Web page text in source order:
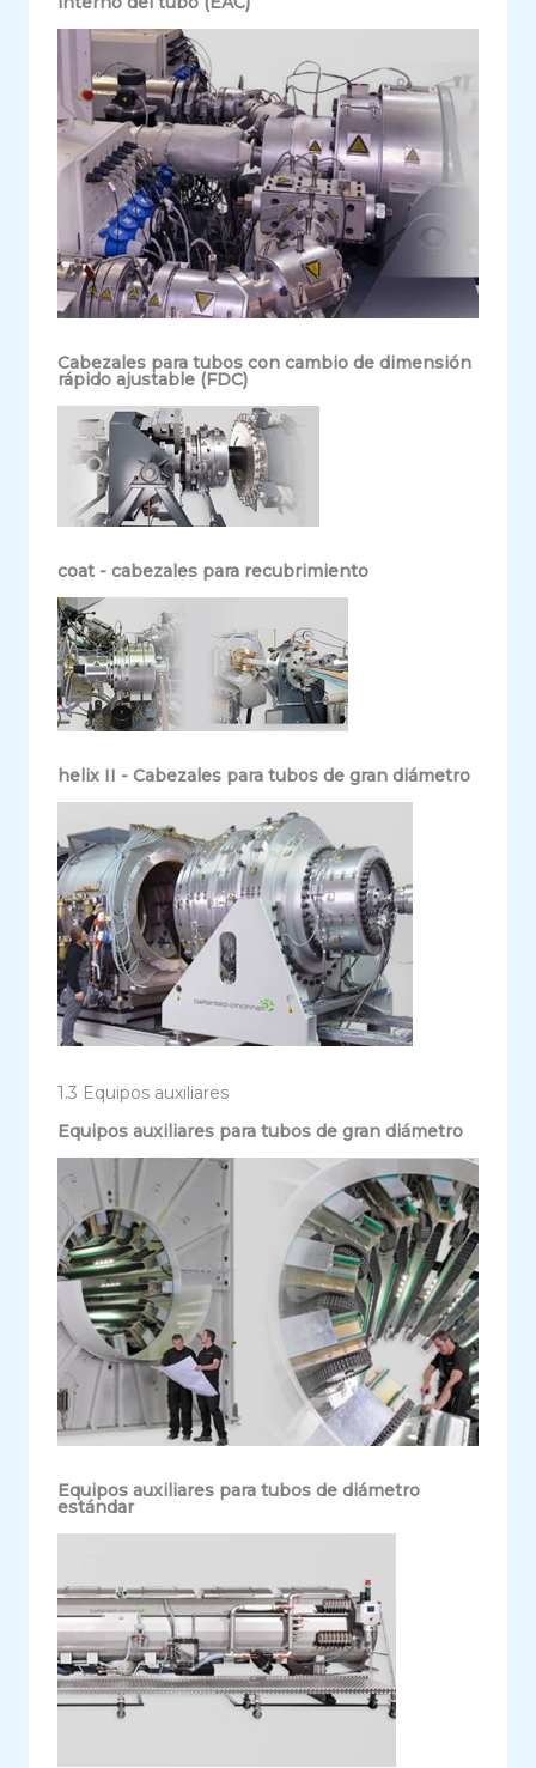
Cabezales para tubos con cambio de dimensión
rápido ajustable (FDC)
coat - cabezales para recubrimiento
helix II - Cabezales para tubos de gran diámetro
1.3 Equipos auxiliares
Equipos auxiliares para tubos de gran diámetro
Equipos auxiliares para tubos de diámetro
estándar